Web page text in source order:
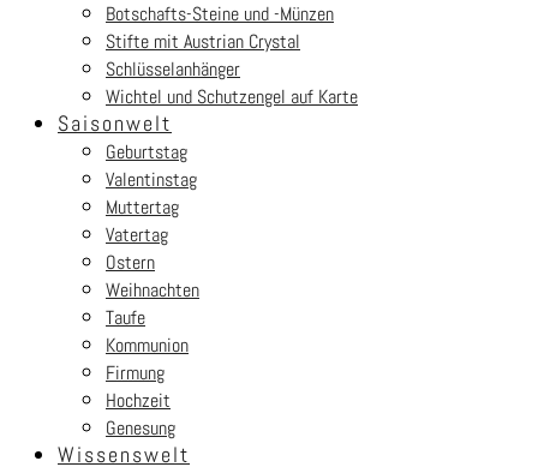
Botschafts-Steine und -Münzen
Stifte mit Austrian Crystal
Schlüsselanhänger
Wichtel und Schutzengel auf Karte
Saisonwelt
Geburtstag
Valentinstag
Muttertag
Vatertag
Ostern
Weihnachten
Taufe
Kommunion
Firmung
Hochzeit
Genesung
Wissenswelt